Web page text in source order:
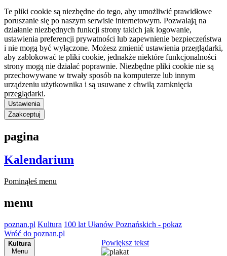
Te pliki cookie są niezbędne do tego, aby umożliwić prawidłowe
poruszanie się po naszym serwisie internetowym. Pozwalają na
działanie niezbędnych funkcji strony takich jak logowanie,
ustawienia preferencji prywatności lub zapewnienie bezpieczeństwa
i nie mogą być wyłączone. Możesz zmienić ustawienia przeglądarki,
aby zablokować te pliki cookie, jednakże niektóre funkcjonalności
strony mogą nie działać poprawnie. Niezbędne pliki cookie nie są
przechowywane w trwały sposób na komputerze lub innym
urządzeniu użytkownika i są usuwane z chwilą zamknięcia
przeglądarki.
Ustawienia
Zaakceptuj
pagina
Kalendarium
Pominąłeś menu
menu
poznan.pl Kultura 100 lat Ułanów Poznańskich - pokaz
Wróć do poznan.pl
Kultura
Menu
Powiększ tekst